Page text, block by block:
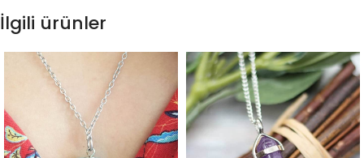
İlgili ürünler